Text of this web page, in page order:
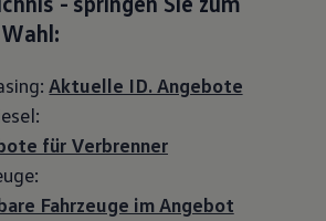
Aktuelle ID. Angebote
für Verbrenner
Fahrzeuge im Angebot